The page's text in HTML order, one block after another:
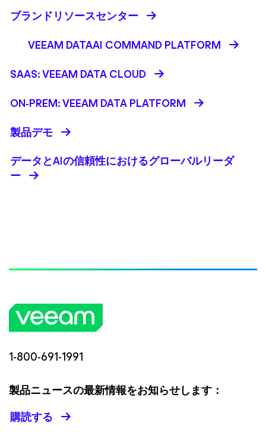
ブランドリソースセンター
VEEAM DATAAI COMMAND PLATFORM
SAAS: VEEAM DATA CLOUD
ON-PREM: VEEAM DATA PLATFORM
製品デモ
データとAIの信頼性におけるグローバルリーダ
ー
1-800-691-1991
製品ニュースの最新情報をお知らせします：
購読する